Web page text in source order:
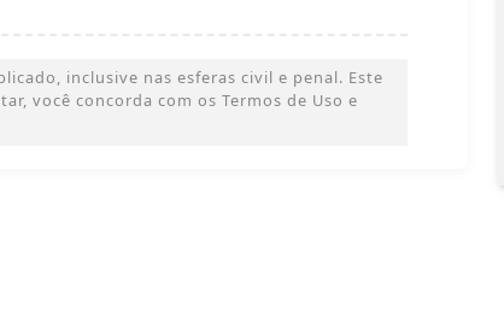
inclusive nas esferas civil e penal. Este
você concorda com os Termos de Uso e